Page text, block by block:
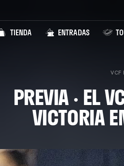
TIENDA ENTRADAS
VCF
PREVIA · EL
VICTORIA